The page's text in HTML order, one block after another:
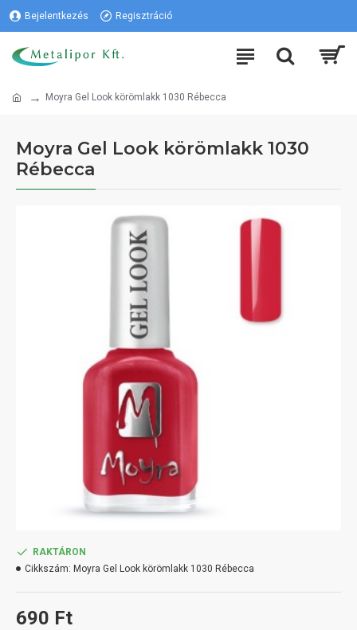
Bejelentkezés Regisztráció
Moyra Gel Look körömlakk 1030 Rébecca
Moyra Gel Look körömlakk 1030
Rébecca
690 Ft
RAKTÁRON
Cikkszám: Moyra Gel Look körömlakk 1030 Rébecca